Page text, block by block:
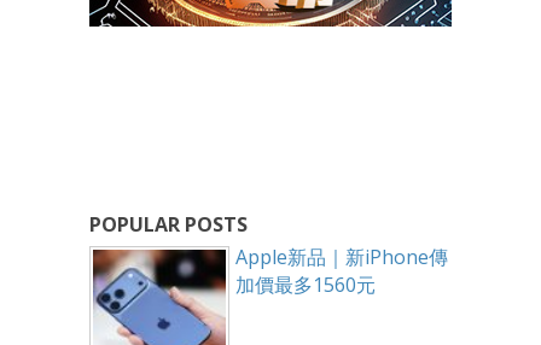
POPULAR POSTS
Apple新品｜新iPhone傳
加價最多1560元